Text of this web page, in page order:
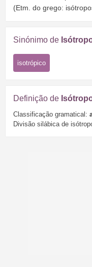
(Etm. do grego:
Sinónimo de
isotrópico
Definição de
Classificação gramatical:
Divisão silábica de